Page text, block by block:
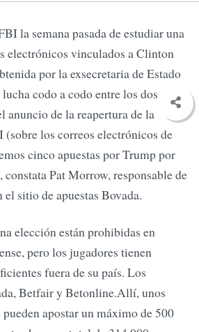
la semana pasada de estudiar una
electrónicos vinculados a Clinton
por la exsecretaria de Estado
codo a codo entre los dos
anuncio de la reapertura de la
los correos electrónicos de
cinco apuestas por Trump por
Pat Morrow, responsable de
sitio de apuestas Bovada.
elección están prohibidas en
pero los jugadores tienen
fuera de su país. Los
Betfair y Betonline.Allí, unos
apostar un máximo de 500